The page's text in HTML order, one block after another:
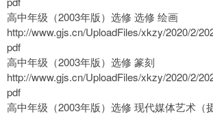
高中年级（2003年版）选修 选修 绘画
http://www.gjs.cn/UploadFiles/xkzy/2020/2/
pdf
高中年级（2003年版）选修 篆刻
http://www.gjs.cn/UploadFiles/xkzy/2020/2/
pdf
高中年级（2003年版）选修 现代媒体艺术（